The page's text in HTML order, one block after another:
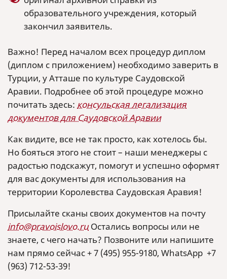
образовательного учреждения, который
закончил заявитель.
Важно! Перед началом всех процедур диплом
(диплом с приложением) необходимо заверить в
Турции, у Атташе по культуре Саудовской
Аравии. Подробнее об этой процедуре можно
почитать здесь: консульская легализация
документов для Саудовской Аравии
Как видите, все не так просто, как хотелось бы.
Но бояться этого не стоит – наши менеджеры с
радостью подскажут, помогут и успешно оформят
для вас документы для использования на
территории Королевства Саудовская Аравия!
Присылайте сканы своих документов на почту
info@pravoislovo.ruОстались вопросы или не
знаете, с чего начать? Позвоните или напишите
нам прямо сейчас + 7 (495) 955-9180, WhatsApp +7
(963) 712-53-39!